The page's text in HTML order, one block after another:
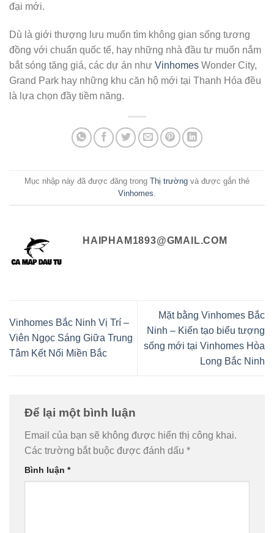
đại mới.
Dù là giới thượng lưu muốn tìm không gian sống tương
đồng với chuẩn quốc tế, hay những nhà đầu tư muốn nắm
bắt sóng tăng giá, các dự án như Vinhomes Wonder City,
Grand Park hay những khu căn hộ mới tại Thanh Hóa đều
là lựa chọn đầy tiềm năng.
Mục nhập này đã được đăng trong Thị trường và được gắn thẻ
Vinhomes
HAIPHAM1893@GMAIL.COM
Vinhomes Bắc Ninh Vị Trí –
Viên Ngọc Sáng Giữa Trung
Tâm Kết Nối Miền Bắc
Mặt bằng Vinhomes Bắc
Ninh – Kiến tạo biểu tượng
sống mới tại Vinhomes Hòa
Long Bắc Ninh
Để lại một bình luận
Email của bạn sẽ không được hiển thị công khai.
Các trường bắt buộc được đánh dấu *
Bình luận *